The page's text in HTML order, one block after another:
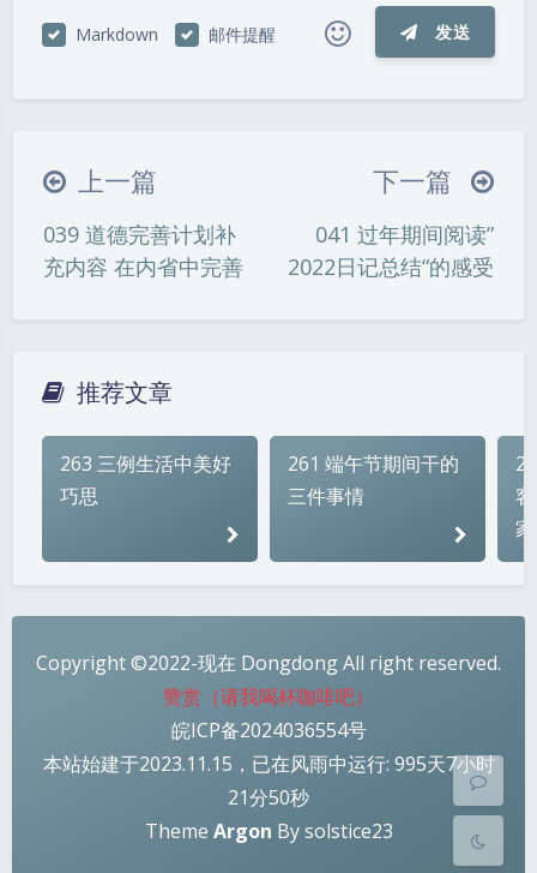
夜间模式
Sans Serif Serif
浅阴影 深阴影
关闭 日落
Markdown 邮件提醒 发送
∠( ᐛ 」∠)＿
୧(๑•̀⌄•́๑)૭
(ノ°ο°)ノ
(´இ皿இ｀)
⌇●﹏●⌇
(ฅ´ω`ฅ)
Σ(っ °Д °;)っ
o(*////▽////*)q
( ๑´•ω•) "(ㆆᴗㆆ)
上一篇
039 道德完善计划补
充内容 在内省中完善
下一篇
041 过年期间阅读”
2022日记总结“的感受
推荐文章
263 三例生活中美好
巧思
261 端午节期间干的
三件事情
Copyright ©2022-现在 Dongdong All right reserved.
赞赏（请我喝杯咖啡吧）
皖ICP备2024036554号
本站始建于2023.11.15，已在风雨中运行: 995天7小时
21分50秒
Theme Argon By solstice23